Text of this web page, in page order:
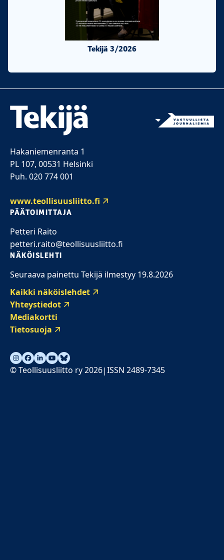
Tekijä 3/2026
Hakaniemenranta 1
PL 107, 00531 Helsinki
Puh. 020 774 001
www.teollisuusliitto.fi
PÄÄTOIMITTAJA
Petteri Raito
petteri.raito@teollisuusliitto.fi
NÄKÖISLEHTI
Seuraava painettu Tekijä ilmestyy 19.8.2026
Kaikki näköislehdet
Yhteystiedot
Mediakortti
Tietosuoja
© Teollisuusliitto ry 2026|ISSN 2489-7345